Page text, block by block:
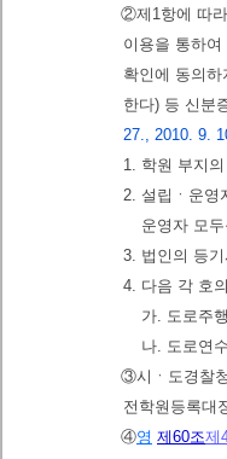
②제1항에 따
이용을 통하
확인에 동의
한다) 등 신분
27., 2010. 9.
1. 학원 부지
2. 설립ㆍ운영
운영자 모
3. 법인의 등
4. 다음 각 호
가. 도로주
나. 도로연
③시ㆍ도경찰
전학원등록대
④영 제60조제